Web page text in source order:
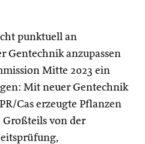
punktuell an
Gentechnik anzupassen
Mitte 2023 ein
Mit neuer Gentechnik
Cas erzeugte Pflanzen
Großteils von der